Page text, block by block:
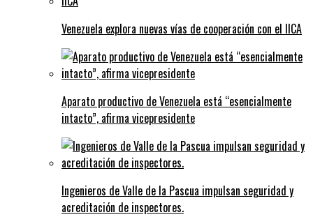
Venezuela explora nuevas vías de cooperación con el IICA
Aparato productivo de Venezuela está “esencialmente
intacto”, afirma vicepresidente
Ingenieros de Valle de la Pascua impulsan seguridad y
acreditación de inspectores.